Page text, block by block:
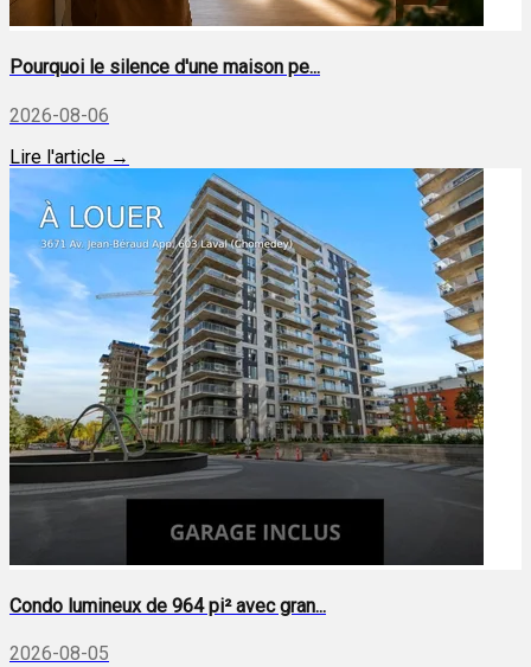
Pourquoi le silence d'une maison pe...
2026-08-06
Lire l'article →
Condo lumineux de 964 pi² avec gran...
2026-08-05